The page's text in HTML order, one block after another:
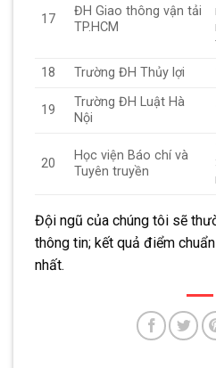
17
ĐH Giao thông vận tải
TP.HCM
18
Trường ĐH Thủy lợi
19
Trường ĐH Luật Hà
Nội
20
Học viện Báo chí và
Tuyên truyền
Đội ngũ của chúng tôi sẽ
thông tin; kết quả điểm
nhất.